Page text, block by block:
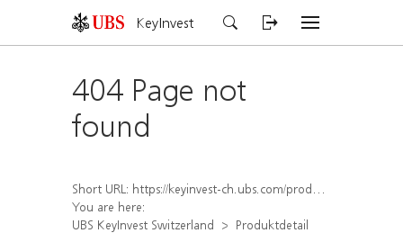
KeyInvest
404 Page not
found
Short URL: https://keyinvest-ch.ubs.com/produkt/detail/index/isin/CH1578823507
You are here:
UBS KeyInvest Switzerland
Produktdetail